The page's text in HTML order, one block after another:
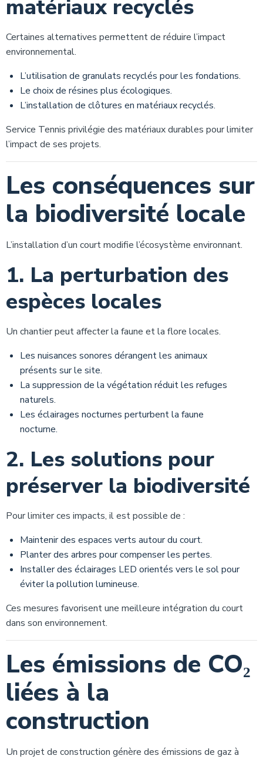
matériaux recyclés
Certaines alternatives permettent de réduire l’impact
environnemental.
L’utilisation de granulats recyclés pour les fondations.
Le choix de résines plus écologiques.
L’installation de clôtures en matériaux recyclés.
Service Tennis privilégie des matériaux durables pour limiter
l’impact de ses projets.
Les conséquences sur
la biodiversité locale
L’installation d’un court modifie l’écosystème environnant.
1. La perturbation des
espèces locales
Un chantier peut affecter la faune et la flore locales.
Les nuisances sonores dérangent les animaux
présents sur le site.
La suppression de la végétation réduit les refuges
naturels.
Les éclairages nocturnes perturbent la faune
nocturne.
2. Les solutions pour
préserver la biodiversité
Pour limiter ces impacts, il est possible de :
Maintenir des espaces verts autour du court.
Planter des arbres pour compenser les pertes.
Installer des éclairages LED orientés vers le sol pour
éviter la pollution lumineuse.
Ces mesures favorisent une meilleure intégration du court
dans son environnement.
Les émissions de CO₂
liées à la
construction
Un projet de construction génère des émissions de gaz à